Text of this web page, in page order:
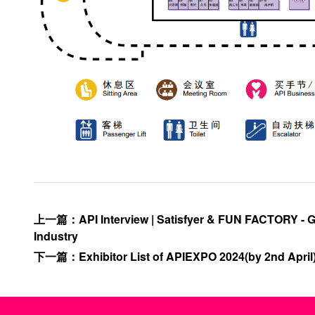
上一篇 ： API Interview | Satisfyer & FUN FACTORY -
Industry
下一篇 ： Exhibitor List of APIEXPO 2024(by 2nd